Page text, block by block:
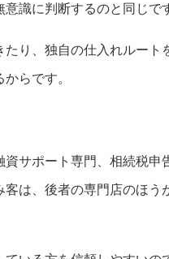
識に判断するのと同じで
り、独自の仕入れルート
らです。
サポート専門、相続税申
は、後者の専門店のほう